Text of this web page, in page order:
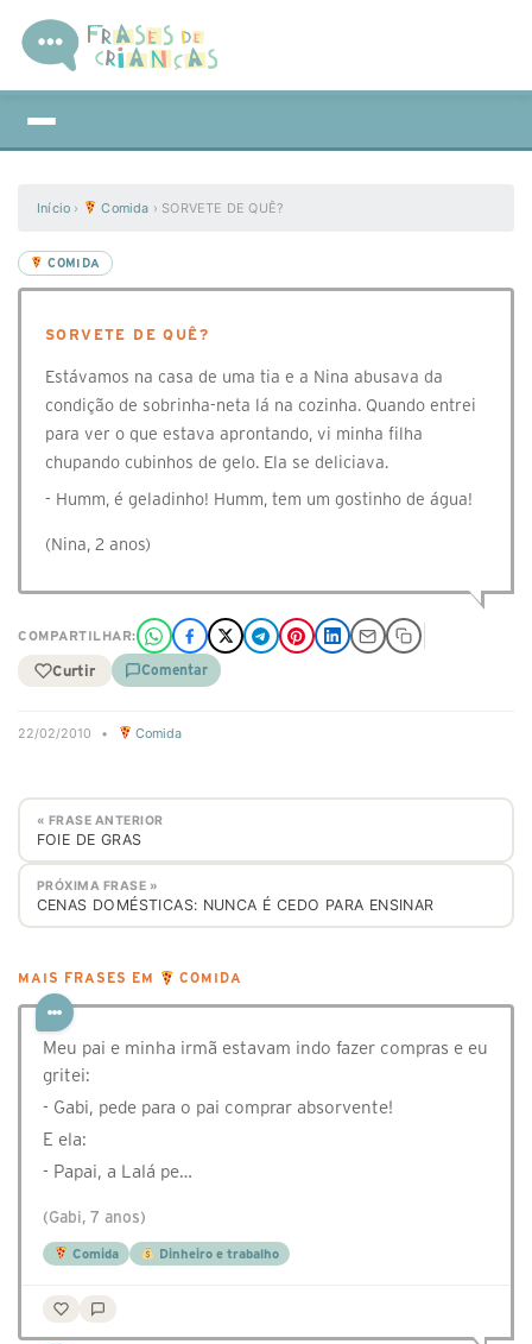
Início › Comida › SORVETE DE QUÊ?
COMIDA
SORVETE DE QUÊ?
Estávamos na casa de uma tia e a Nina abusava da
condição de sobrinha-neta lá na cozinha. Quando entrei
para ver o que estava aprontando, vi minha filha
chupando cubinhos de gelo. Ela se deliciava.
- Humm, é geladinho! Humm, tem um gostinho de água!
(Nina, 2 anos)
COMPARTILHAR:
Curtir Comentar
22/02/2010 • Comida
« FRASE ANTERIOR
FOIE DE GRAS
PRÓXIMA FRASE »
CENAS DOMÉSTICAS: NUNCA É CEDO PARA ENSINAR
MAIS FRASES EM COMIDA
Meu pai e minha irmã estavam indo fazer compras e eu
gritei:
- Gabi, pede para o pai comprar absorvente!
E ela:
- Papai, a Lalá pe…
(Gabi, 7 anos)
Comida Dinheiro e trabalho